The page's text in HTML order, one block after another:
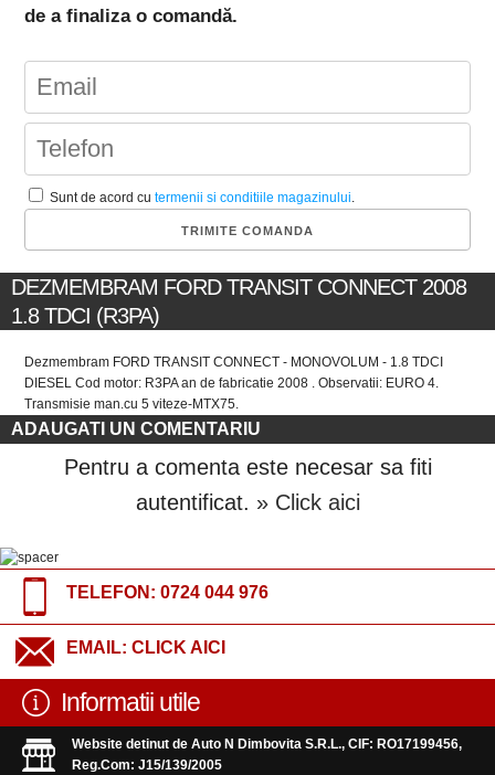
de a finaliza o comandă.
Sunt de acord cutermenii si conditiile magazinului.
DEZMEMBRAM FORD TRANSIT CONNECT 2008
1.8 TDCI (R3PA)
Dezmembram FORD TRANSIT CONNECT - MONOVOLUM - 1.8 TDCI
DIESEL Cod motor: R3PA an de fabricatie 2008 . Observatii: EURO 4.
Transmisie man.cu 5 viteze-MTX75.
ADAUGATI UN COMENTARIU
Pentru a comenta este necesar sa fiti
autentificat. » Click aici
TELEFON: 0724 044 976
EMAIL: CLICK AICI
Informatii utile
Website detinut de Auto N Dimbovita S.R.L., CIF: RO17199456,
Reg.Com: J15/139/2005